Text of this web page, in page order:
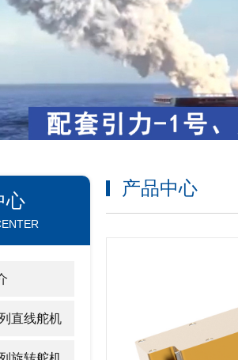
心
直线舵机
产品中心